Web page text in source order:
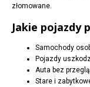
złomowane.
Jakie pojazdy
Samochody
Pojazdy
Auta bez
Stare i